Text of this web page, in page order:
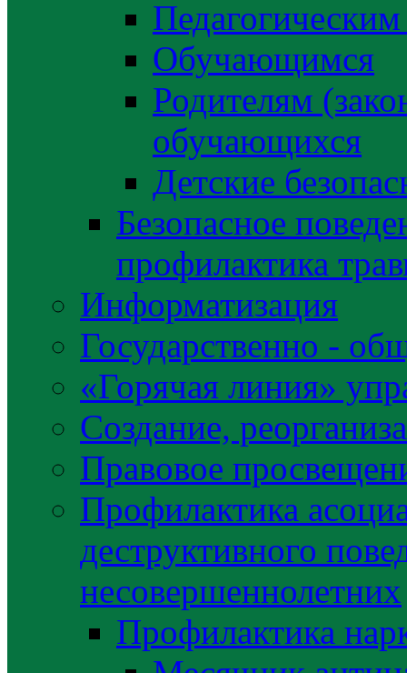
Обучающимся
Родителям
обучающихся
Детские
Безопасное
профилактика
Информатизация
Государственно -
«Горячая линия»
Создание,
Правовое
Профилактика
деструктивного
несовершеннолетних
Профилактика